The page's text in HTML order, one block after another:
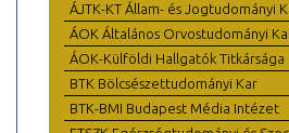
ÁJTK-KT Állam- és Jogtudományi
ÁOK Általános Orvostudományi
ÁOK-Külföldi Hallgatók Titkársága
BTK Bölcsészettudományi Kar
BTK-BMI Budapest Média Intézet